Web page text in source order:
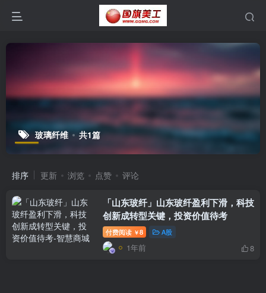
玻璃纤维 共1篇
排序 更新 浏览 点赞 评论
「山东玻纤」山东玻纤盈利下滑，科技
创新成转型关键，投资价值待考
付费阅读 ￥8 A股
1年前 8